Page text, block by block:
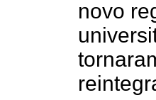
novo